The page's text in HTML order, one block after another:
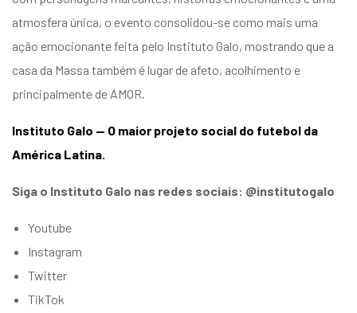
atmosfera única, o evento consolidou-se como mais uma
ação emocionante feita pelo Instituto Galo, mostrando que a
casa da Massa também é lugar de afeto, acolhimento e
principalmente de AMOR.
Instituto Galo — O maior projeto social do futebol da
América Latina.
Siga o Instituto Galo nas redes sociais: @institutogalo
Youtube
Instagram
Twitter
TikTok